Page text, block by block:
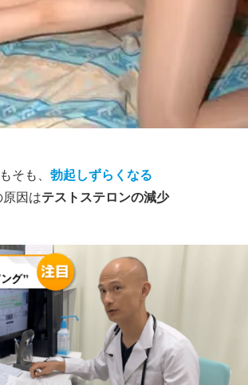
そも、 勃起しずらくなる
原因はテストステロンの減少